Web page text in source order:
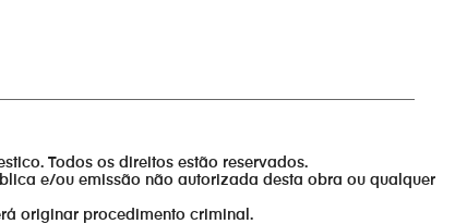
Todos os direitos estão reservados.
e/ou emissão não autorizada desta obra ou qualquer
originar procedimento criminal.